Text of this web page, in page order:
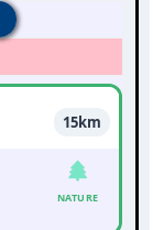
15km
NATURE